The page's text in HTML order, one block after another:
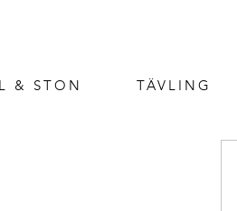
& STON TÄVLING